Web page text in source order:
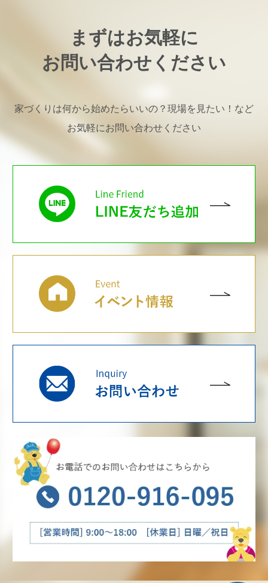
まずはお気軽に
お問い合わせください
家づくりは何から始めたらいいの？現場を見たい！など
お気軽にお問い合わせください